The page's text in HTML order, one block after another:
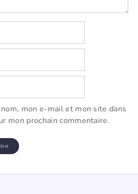
mon e-mail et mon site dans
mon prochain commentaire.